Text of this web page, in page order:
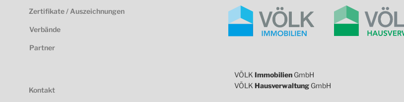
Zertifikate / Auszeichnungen
Verbände
Partner
Kontakt
VÖLK Immobilien GmbH
VÖLK Hausverwaltung GmbH